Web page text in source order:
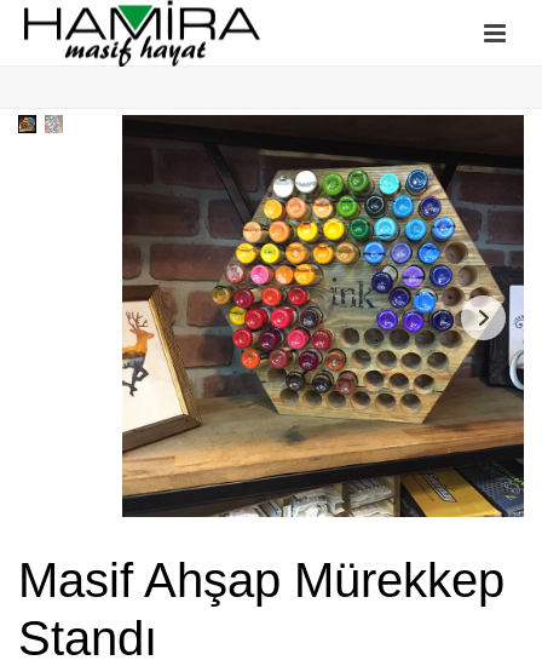
Masif Ahşap Mürekkep
Standı